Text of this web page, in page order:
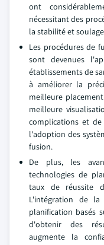
ont
nécessitant des
la stabilité et
Les procédures de
sont devenues
établissements de
à améliorer la
meilleure
meilleure
complications et de
l'adoption des
fusion.
De plus, les
technologies de
taux de réussite
L'intégration de la
planification basés
d'obtenir des
augmente la